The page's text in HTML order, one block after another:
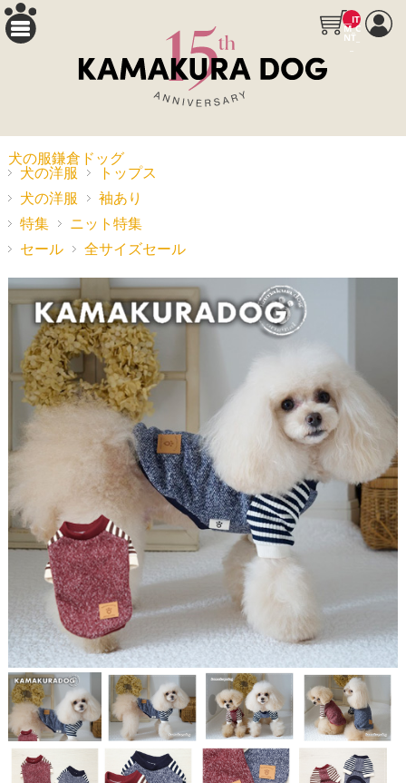
__IT
M_C
NT_
犬の服鎌倉ドッグ
犬の洋服
トップス
犬の洋服
袖あり
特集
ニット特集
セール
全サイズセール